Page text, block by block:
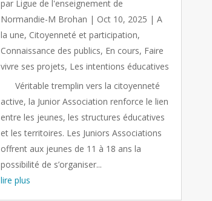
par Ligue de l'enseignement de
Normandie-M Brohan | Oct 10, 2025 |A
la une, Citoyenneté et participation,
Connaissance des publics, En cours, Faire
vivre ses projets, Les intentions éducatives
Véritable tremplin vers la citoyenneté
active, la Junior Association renforce le lien
entre les jeunes, les structures éducatives
et les territoires. Les Juniors Associations
offrent aux jeunes de 11 à 18 ans la
possibilité de s’organiser...
lire plus